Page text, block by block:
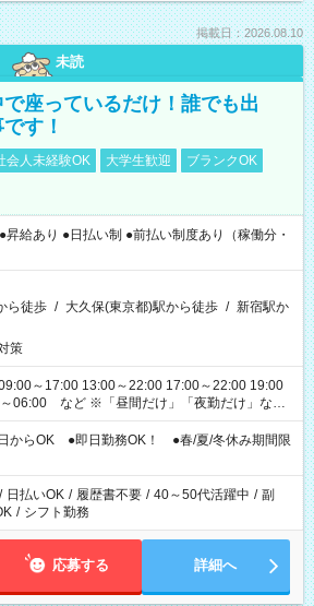
掲載日：2026.08.10
未読
で座っているだけ！誰でも出
す！
会人未経験OK 大学生歓迎
ブランクOK
給あり ●日払い制 ●前払い制度あり（稼働分・
ら徒歩 / 大久保(東京都)駅から徒歩 / 新宿駅か
策
～17:00 13:00～22:00 17:00～22:00 19:00
昼間だけ」「夜勤だけ」など
からOK ●即日勤務OK！ ●春/夏/冬休み期間限
/ 日払いOK / 履歴書不要 / 40～50代活躍中 / 副
/ シフト勤務
応募する 詳細へ